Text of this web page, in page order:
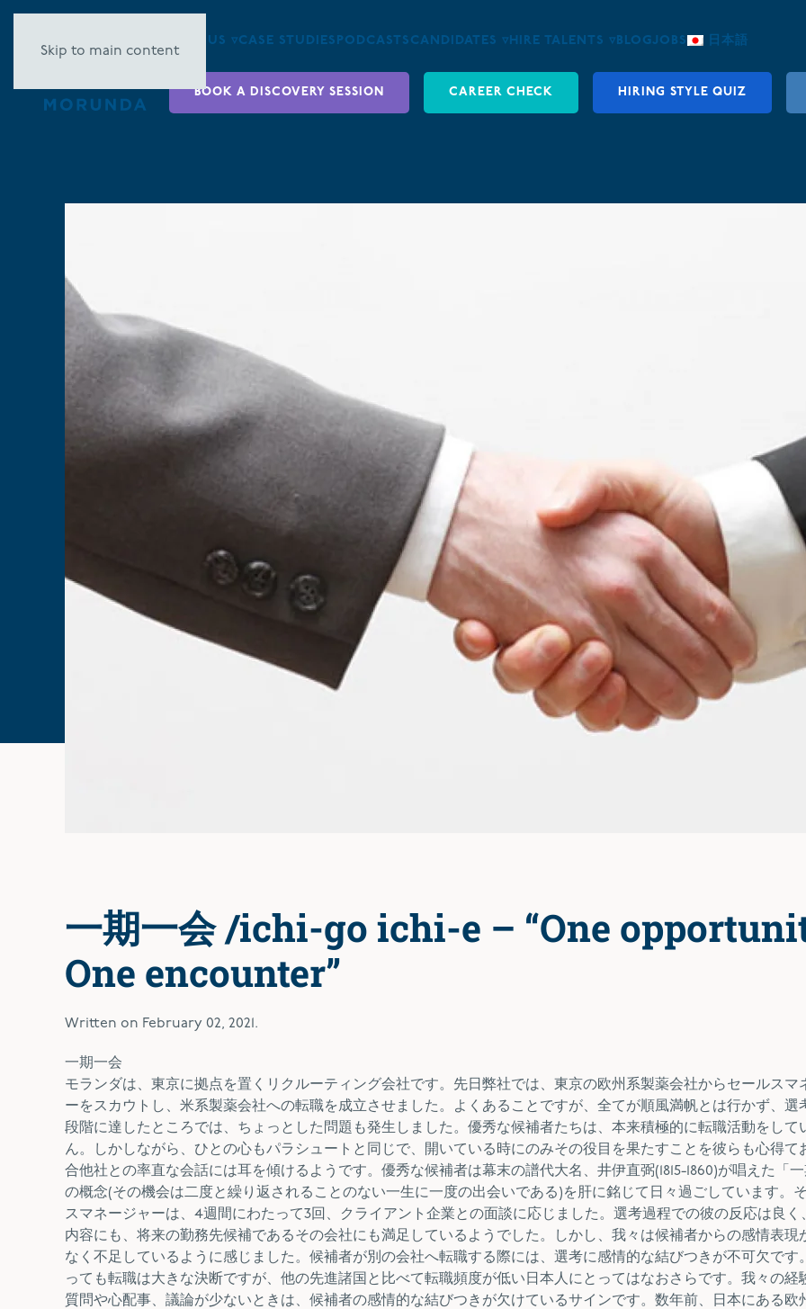
Skip to main content
ABOUT US ▿CASE STUDIES PODCASTS CANDIDATES ▿ HIRE TALENTS ▿ BLOGJOBS 日本語
BOOK A DISCOVERY SESSION CAREER CHECK HIRING STYLE QUIZ
一期一会 /ichi-go ichi-e – “One
One encounter”
Written on February 02, 2021 .
一期一会
モランダは、東京に拠点を置くリクルーティング会社です。先日弊社では、東京の欧州系製薬会社からセールスマ
ーをスカウトし、米系製薬会社への転職を成立させました。よくあることですが、全てが順風満帆とは行かず、選
段階に達したところでは、ちょっとした問題も発生しました。優秀な候補者たちは、本来積極的に転職活動をして
ん。しかしながら、ひとの心もパラシュートと同じで、開いている時にのみその役目を果たすことを彼らも心得て
合他社との率直な会話には耳を傾けるようです。優秀な候補者は幕末の譜代大名、井伊直弼(1815-1860)が唱えた「
の概念(その機会は二度と繰り返されることのない一生に一度の出会いである)を肝に銘じて日々過ごしています。
スマネージャーは、4週間にわたって3回、クライアント企業との面談に応じました。選考過程での彼の反応は良く
内容にも、将来の勤務先候補であるその会社にも満足しているようでした。しかし、我々は候補者からの感情表現
なく不足しているように感じました。候補者が別の会社へ転職する際には、選考に感情的な結びつきが不可欠です
っても転職は大きな決断ですが、他の先進諸国と比べて転職頻度が低い日本人にとってはなおさらです。我々の経
質問や心配事、議論が少ないときは、候補者の感情的な結びつきが欠けているサインです。数年前、日本にある欧